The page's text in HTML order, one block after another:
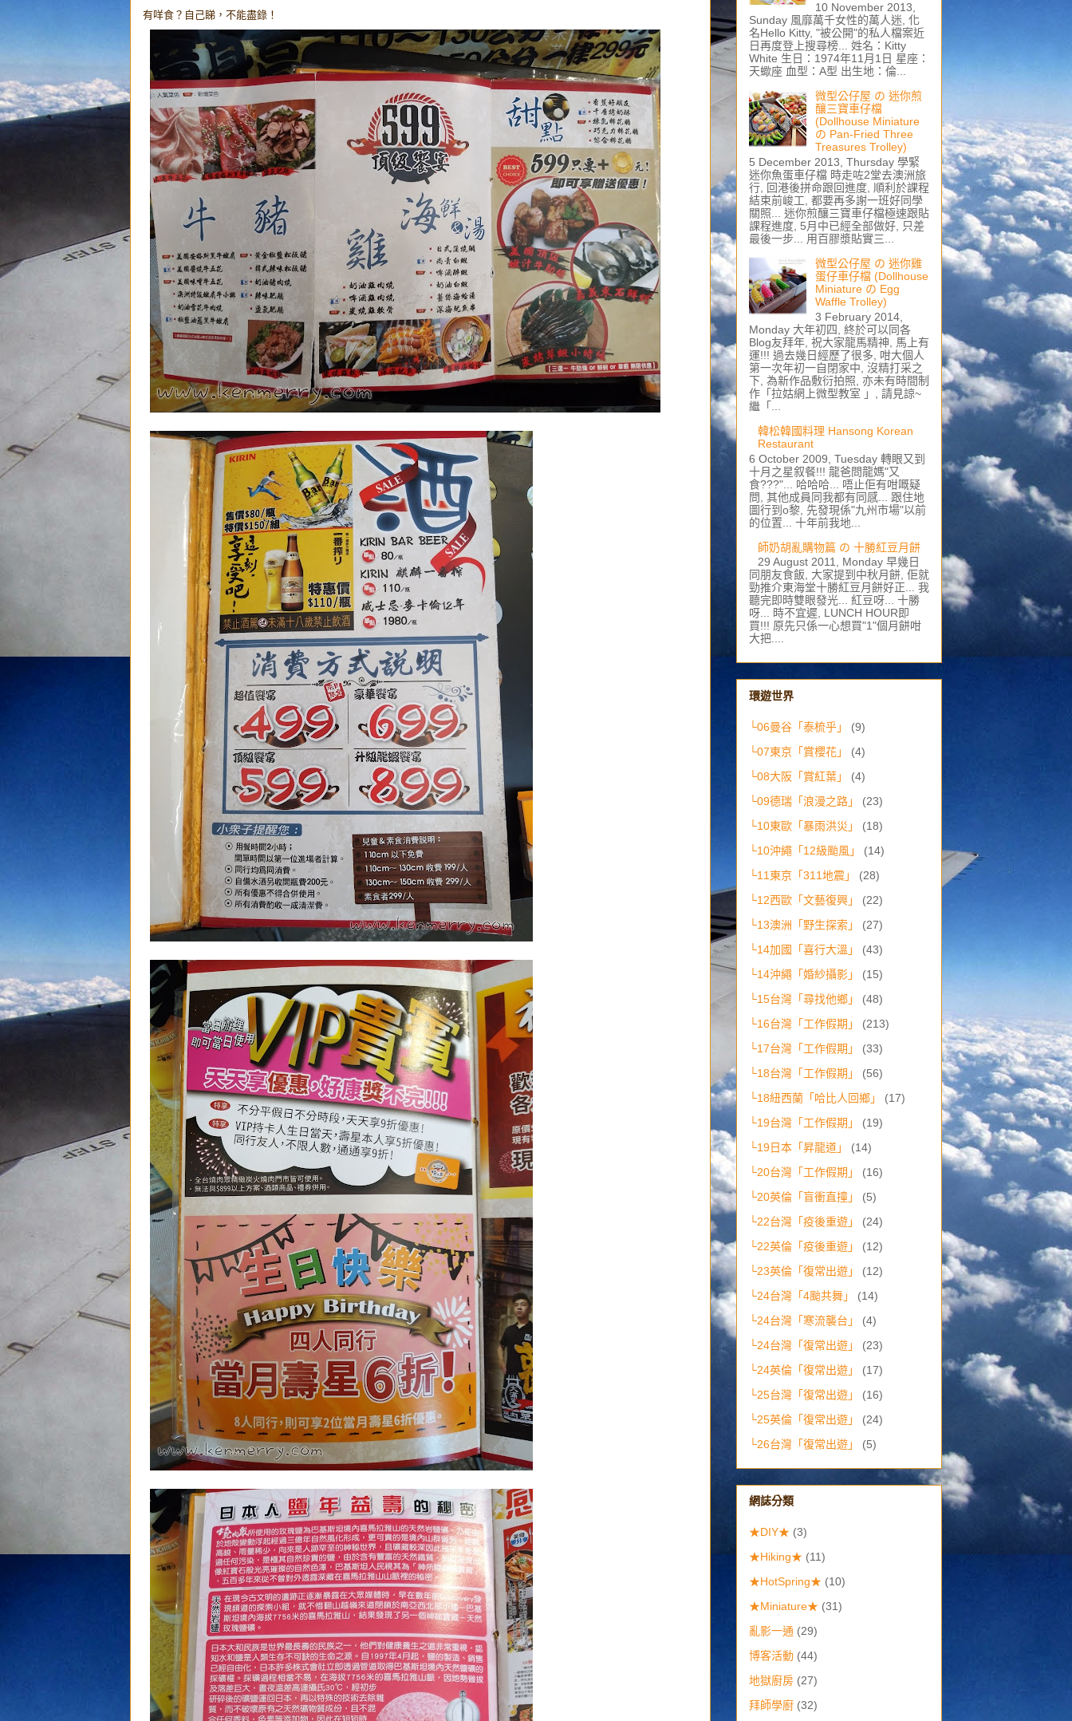
有咩食？自己睇，不能盡錄！
10 November 2013,
Sunday 風靡萬千女性的萬人迷, 化
名Hello Kitty, "被公開"的私人檔案近
日再度登上搜尋榜... 姓名：Kitty
White 生日：1974年11月1日 星座：
天蠍座 血型：A型 出生地：倫...
微型公仔屋 の 迷你煎
釀三寶車仔檔
(Dollhouse Miniature
の Pan-Fried Three
Treasures Trolley)
5 December 2013, Thursday 學緊
迷你魚蛋車仔檔 時走咗2堂去澳洲旅
行, 回港後拼命跟回進度, 順利於課程
結束前峻工, 都要再多謝一班好同學
關照... 迷你煎釀三寶車仔檔極速跟貼
課程進度, 5月中已經全部做好, 只差
最後一步... 用百膠漿貼實三...
微型公仔屋 の 迷你雞
蛋仔車仔檔 (Dollhouse
Miniature の Egg
Waffle Trolley)
3 February 2014,
Monday 大年初四, 終於可以同各
Blog友拜年, 祝大家龍馬精神, 馬上有
運!!! 過去幾日經歷了很多, 咁大個人
第一次年初一自閉家中, 沒精打采之
下, 為新作品敷衍拍照, 亦未有時間制
作「拉姑網上微型教室 」, 請見諒~
繼「...
韓松韓國料理 Hansong Korean
Restaurant
6 October 2009, Tuesday 轉眼又到
十月之星叙餐!!! 龍爸問龍媽"又
食???"... 哈哈哈... 唔止佢有咁嘅疑
問, 其他成員同我都有同感... 跟住地
圖行到o黎, 先發現係"九州市場"以前
的位置... 十年前我地...
師奶胡亂購物篇 の 十勝紅豆月餅
29 August 2011, Monday 早幾日
同朋友食飯, 大家提到中秋月餅, 佢就
勁推介東海堂十勝紅豆月餅好正... 我
聽完即時雙眼發光... 紅豆呀... 十勝
呀... 時不宜遲, LUNCH HOUR即
買!!! 原先只係一心想買"1"個月餅咁
大把....
環遊世界
└06曼谷「泰梳乎」
(9)
└07東京「賞櫻花」
(4)
└08大阪「賞紅葉」
(4)
└09德瑞「浪漫之路」
(23)
└10東歐「暴雨洪災」
(18)
└10沖繩「12級颱風」
(14)
└11東京「311地震」
(28)
└12西歐「文藝復興」
(22)
└13澳洲「野生探索」
(27)
└14加國「喜行大溫」
(43)
└14沖繩「婚紗攝影」
(15)
└15台灣「尋找他鄉」
(48)
└16台灣「工作假期」
(213)
└17台灣「工作假期」
(33)
└18台灣「工作假期」
(56)
└18紐西蘭「哈比人回鄉」
(17)
└19台灣「工作假期」
(19)
└19日本「昇龍道」
(14)
└20台灣「工作假期」
(16)
└20英倫「盲衝直撞」
(5)
└22台灣「疫後重遊」
(24)
└22英倫「疫後重遊」
(12)
└23英倫「復常出遊」
(12)
└24台灣「4颱共舞」
(14)
└24台灣「寒流襲台」
(4)
└24台灣「復常出遊」
(23)
└24英倫「復常出遊」
(17)
└25台灣「復常出遊」
(16)
└25英倫「復常出遊」
(24)
└26台灣「復常出遊」
(5)
網誌分類
★DIY★ (3)
★Hiking★ (11)
★HotSpring★ (10)
★Miniature★ (31)
亂影一通 (29)
博客活動 (44)
地獄廚房 (27)
拜師學廚 (32)